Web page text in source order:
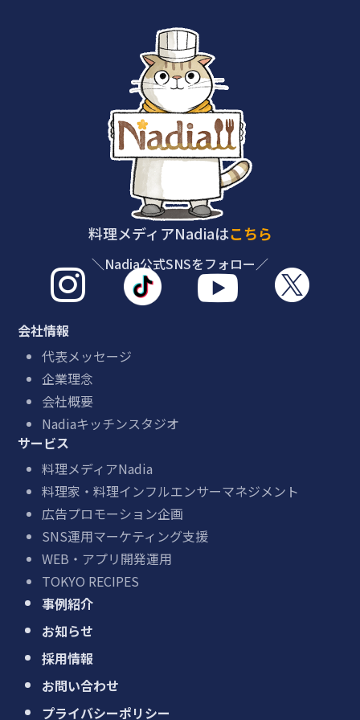
料理メディアNadiaはこちら
＼Nadia公式SNSをフォロー／
  
会社情報
代表メッセージ
企業理念
会社概要
Nadiaキッチンスタジオ
サービス
料理メディアNadia
料理家・料理インフルエンサーマネジメント
広告プロモーション企画
SNS運用マーケティング支援
WEB・アプリ開発運用
TOKYO RECIPES
事例紹介
お知らせ
採用情報
お問い合わせ
プライバシーポリシー